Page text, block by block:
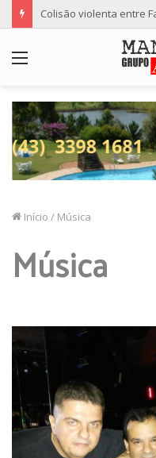
Início / Música
Música